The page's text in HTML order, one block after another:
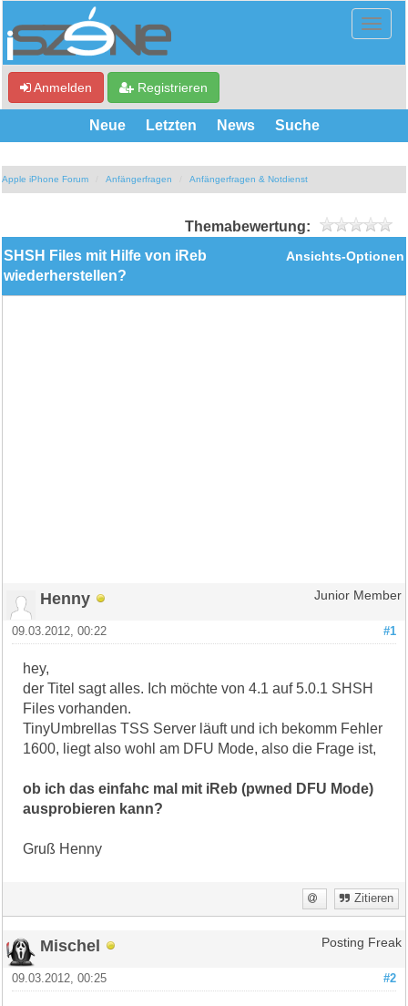
Anmelden Registrieren
Neue Letzten News Suche
Apple iPhone Forum Anfängerfragen Anfängerfragen & Notdienst
Themabewertung:
Ansichts-Optionen
SHSH Files mit Hilfe von iReb
wiederherstellen?
Henny Junior Member
#1
09.03.2012, 00:22
hey,
der Titel sagt alles. Ich möchte von 4.1 auf 5.0.1 SHSH
Files vorhanden.
TinyUmbrellas TSS Server läuft und ich bekomm Fehler
1600, liegt also wohl am DFU Mode, also die Frage ist,
ob ich das einfahc mal mit iReb (pwned DFU Mode)
ausprobieren kann?
Gruß Henny
Zitieren
Mischel Posting Freak
#2
09.03.2012, 00:25